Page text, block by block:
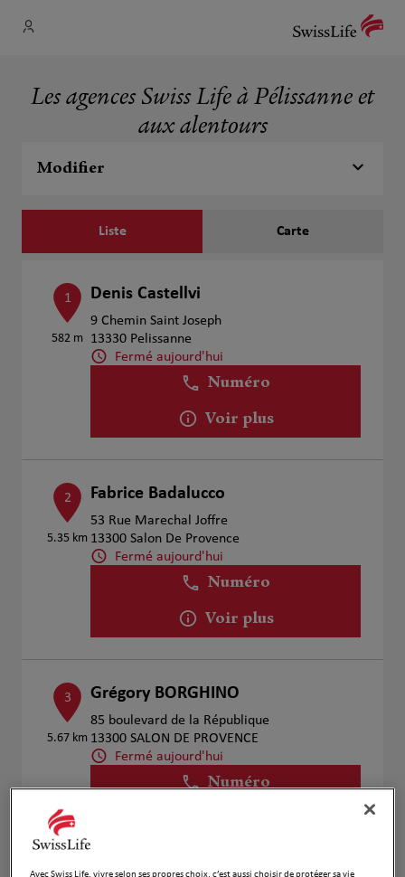
Les agences Swiss Life à Pélissanne et
aux alentours
Modifier
Liste Carte
1
582 m
Denis Castellvi
9 Chemin Saint Joseph
13330 Pelissanne
Fermé aujourd'hui
Numéro
Voir plus
2
5.35 km
Fabrice Badalucco
53 Rue Marechal Joffre
13300 Salon De Provence
Fermé aujourd'hui
Numéro
Voir plus
3
5.67 km
Grégory BORGHINO
85 boulevard de la République
13300 SALON DE PROVENCE
Fermé aujourd'hui
Numéro
Avec Swiss Life, vivre selon ses propres choix, c’est aussi choisir de protéger sa vie